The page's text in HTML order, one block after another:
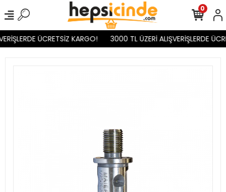
ÜCRETSİZ KARGO! 3000 TL ÜZERİ ALIŞVERİŞLERDE
0